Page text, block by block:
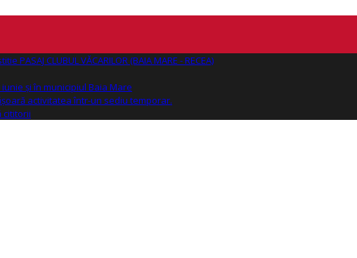
CLUBUL VĂCARILOR (BAIA MARE - RECEA)
și în municipiul Baia Mare
activitatea într-un sediu temporar.
cititorii